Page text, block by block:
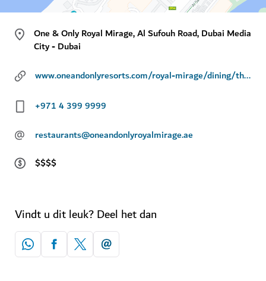
One & Only Royal Mirage, Al Sufouh Road, Dubai Media
City - Dubai
www.oneandonlyresorts.com/royal-mirage/dining/the-beach-bar-and-grill
+971 4 399 9999
@
restaurants@oneandonlyroyalmirage.ae
$$$$
Vindt u dit leuk? Deel het dan